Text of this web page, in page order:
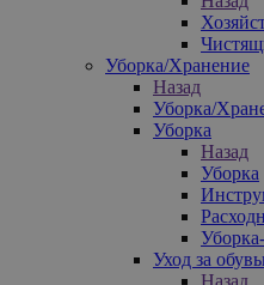
Уборка/Хранение
Назад
Уборка/
Уборка
Назад
Уборка
Уход за
Назад